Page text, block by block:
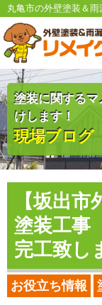
丸亀市の外壁塗装＆
塗装に関する
けします！
現場ブログ
【坂出
塗装工
完工致し
お役立ち情報